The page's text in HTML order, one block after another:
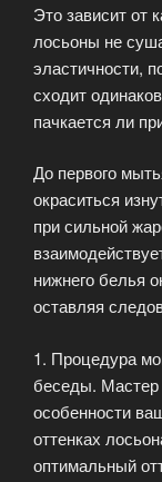
Это зависит от
лосьоны не
эластичности,
сходит
пачкается ли
До первого
окраситься
при сильной
нижнего белья
оставляя
1. Процедура
беседы.
особенности
оттенках
оптимальный